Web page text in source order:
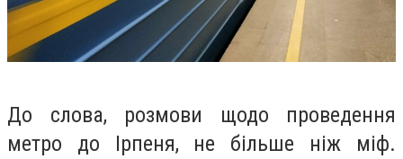
До слова, розмови щодо проведення
метро до Ірпеня, не більше ніж міф.